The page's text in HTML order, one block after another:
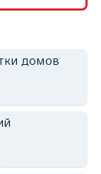
домов